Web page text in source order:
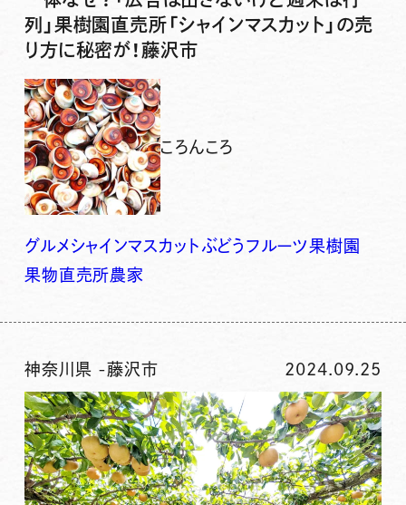
列」果樹園直売所「シャインマスカット」の売
り方に秘密が！藤沢市
ころんころ
グルメ シャインマスカット ぶどう フルーツ果樹園
果物直売所農家
神奈川県 -藤沢市 2024.09.25